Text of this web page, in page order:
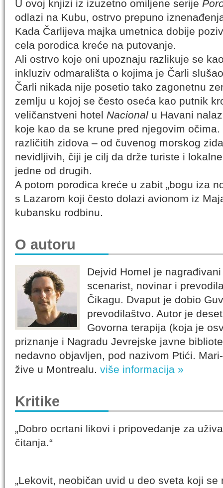
U ovoj knjizi iz izuzetno omiljene serije
odlazi na Kubu, ostrvo prepuno
Kada Čarlijeva majka umetnica dobije
cela porodica kreće na putovanje.
Ali ostrvo koje oni upoznaju razlikuje se
inkluziv odmarališta o kojima je Čarli
Čarli nikada nije posetio tako zagonetnu
zemlju u kojoj se često oseća kao putnik
veličanstveni hotel Nacional u Havani
koje kao da se krune pred njegovim
različitih zidova – od čuvenog morskog
nevidljivih, čiji je cilj da drže turiste i
jedne od drugih.
A potom porodica kreće u zabit „bogu iza
s Lazarom koji često dolazi avionom iz
kubansku rodbinu.
O autoru
Dejvid Homel je
scenarist, novinar i
Čikagu. Dvaput je dobio
prevodilaštvo. Autor je
Govorna terapija (koja je
priznanje i Nagradu Jevrejske javne
nedavno objavljen, pod nazivom Ptići.
žive u Montrealu. više informacija »
Kritike
„Dobro ocrtani likovi i pripovedanje za
čitanja.“
„Lekovit, neobičan uvid u deo sveta koji se